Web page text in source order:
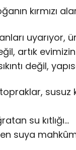
kırmızı
uyarıyor,
artık
değil,
su kıtlığı…
suya